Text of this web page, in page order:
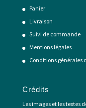
Panier
Livraison
Suivi de commande
Mentions légales
Conditions générales
Crédits
Les images et les textes